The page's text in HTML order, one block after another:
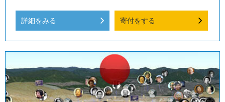
詳細をみる 寄付をする